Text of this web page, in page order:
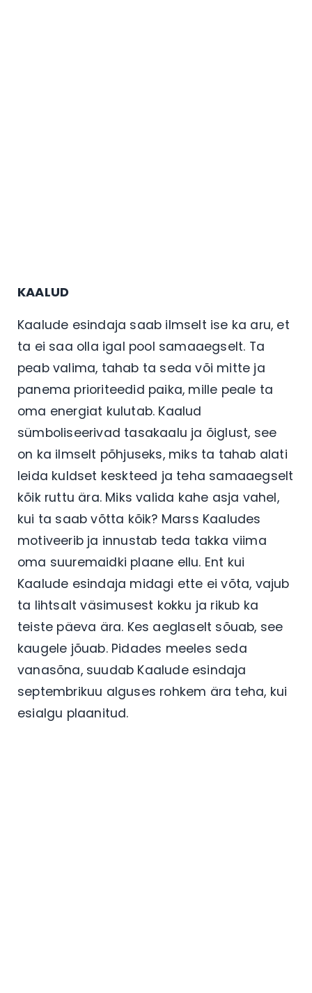
KAALUD
Kaalude esindaja saab ilmselt ise ka aru, et
ta ei saa olla igal pool samaaegselt. Ta
peab valima, tahab ta seda või mitte ja
panema prioriteedid paika, mille peale ta
oma energiat kulutab. Kaalud
sümboliseerivad tasakaalu ja õiglust, see
on ka ilmselt põhjuseks, miks ta tahab alati
leida kuldset keskteed ja teha samaaegselt
kõik ruttu ära. Miks valida kahe asja vahel,
kui ta saab võtta kõik? Marss Kaaludes
motiveerib ja innustab teda takka viima
oma suuremaidki plaane ellu. Ent kui
Kaalude esindaja midagi ette ei võta, vajub
ta lihtsalt väsimusest kokku ja rikub ka
teiste päeva ära. Kes aeglaselt sõuab, see
kaugele jõuab. Pidades meeles seda
vanasõna, suudab Kaalude esindaja
septembrikuu alguses rohkem ära teha, kui
esialgu plaanitud.